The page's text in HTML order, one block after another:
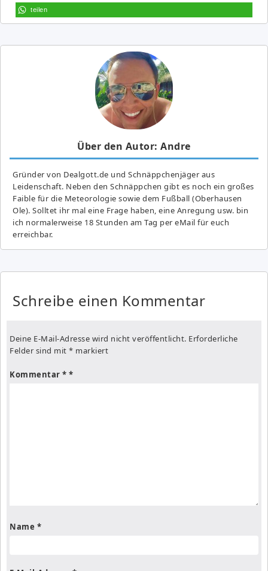
teilen
Über den Autor: Andre
Gründer von Dealgott.de und Schnäppchenjäger aus
Leidenschaft. Neben den Schnäppchen gibt es noch ein großes
Fai­ble für die Meteorologie sowie dem Fußball (Oberhausen
Ole). Solltet ihr mal eine Frage haben, eine Anregung usw. bin
ich normalerweise 18 Stunden am Tag per eMail für euch
erreichbar.
Schreibe einen Kommentar
Deine E-Mail-Adresse wird nicht veröffentlicht. Erforderliche
Felder sind mit * markiert
Kommentar *
Name *